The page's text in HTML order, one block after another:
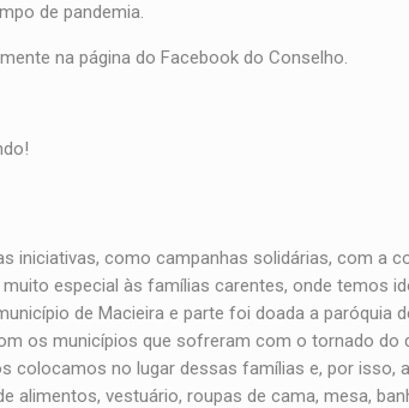
de pandemia.
na página do Facebook do Conselho.
iniciativas, como campanhas solidárias, com a
especial às famílias carentes, onde temos
de Macieira e parte foi doada a paróquia
os municípios que sofreram com o tornado do
colocamos no lugar dessas famílias e, por isso,
alimentos, vestuário, roupas de cama, mesa,